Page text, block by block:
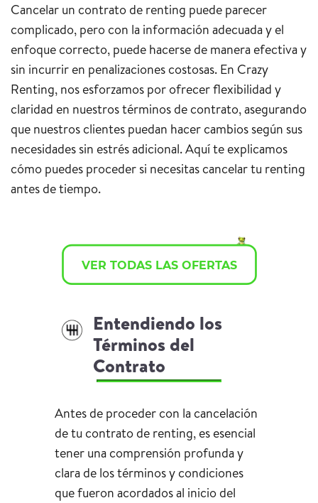
Cancelar un contrato de renting puede parecer
complicado, pero con la información adecuada y el
enfoque correcto, puede hacerse de manera efectiva y
sin incurrir en penalizaciones costosas. En Crazy
Renting, nos esforzamos por ofrecer flexibilidad y
claridad en nuestros términos de contrato, asegurando
que nuestros clientes puedan hacer cambios según sus
necesidades sin estrés adicional. Aquí te explicamos
cómo puedes proceder si necesitas cancelar tu renting
antes de tiempo.
VER TODAS LAS OFERTAS
Entendiendo los
Términos del
Contrato
Antes de proceder con la cancelación
de tu contrato de renting, es esencial
tener una comprensión profunda y
clara de los términos y condiciones
que fueron acordados al inicio del